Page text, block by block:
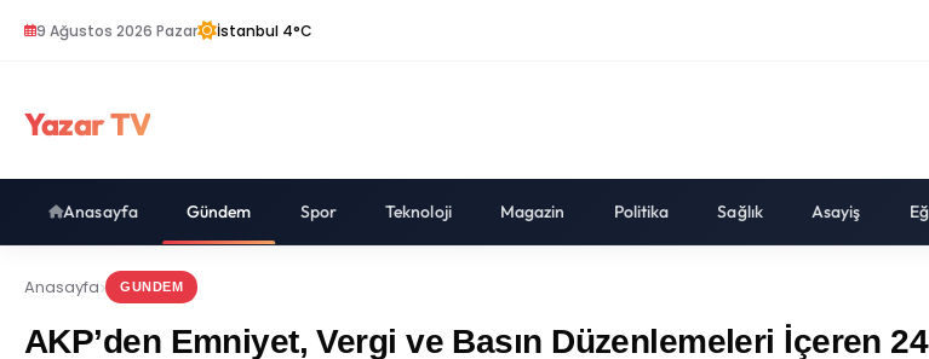
9 Ağustos 2026 Pazar İstanbul 4°C
Yazar TV
Anasayfa Gündem Spor Teknoloji Magazin Politika Sağlık Asayiş
Anasayfa GUNDEM
AKP’den Emniyet, Vergi ve Basın Düzenlemeleri İçeren